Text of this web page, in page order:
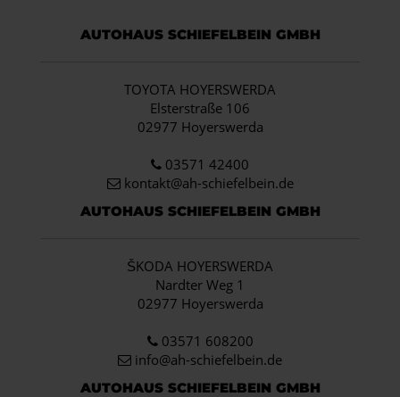
AUTOHAUS SCHIEFELBEIN GMBH
TOYOTA HOYERSWERDA
Elsterstraße 106
02977 Hoyerswerda
03571 42400
kontakt@ah-schiefelbein.de
AUTOHAUS SCHIEFELBEIN GMBH
ŠKODA HOYERSWERDA
Nardter Weg 1
02977 Hoyerswerda
03571 608200
info@ah-schiefelbein.de
AUTOHAUS SCHIEFELBEIN GMBH